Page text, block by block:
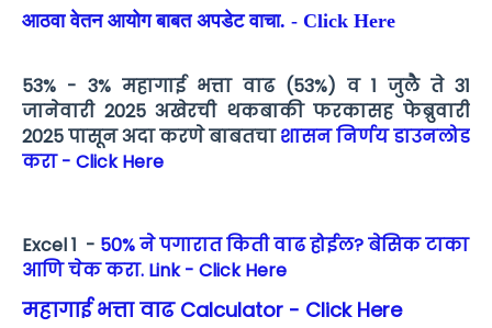
आठवा वेतन आयोग बाबत अपडेट वाचा. - Click Here
53% - 3% महागाई भत्ता वाढ (53%) व 1 जुलै ते 31
जानेवारी 2025 अखेरची थकबाकी फरकासह फेब्रुवारी
2025 पासून अदा करणे बाबतचाशासन निर्णय डाउनलोड
करा - Click Here
Excel 1 - 50% ने पगारात किती वाढ होईल? बेसिक टाका
आणि चेक करा. Link - Click Here
महागाई भत्ता वाढ Calculator - Click Here